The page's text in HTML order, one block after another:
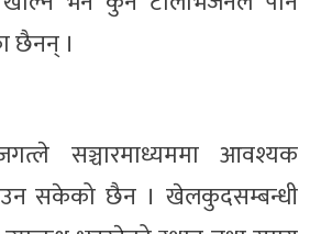
छैनन् ।
सञ्चारमाध्यममा आवश्यक
सकेको छैन । खेलकुदसम्बन्धी